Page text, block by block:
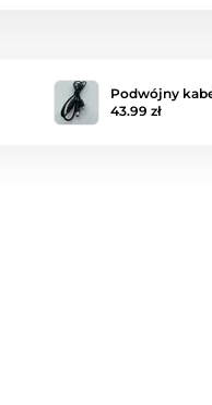
Podwójny
43.99 zł